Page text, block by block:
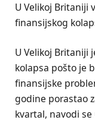
U Velikoj Britaniji
finansijskog
U Velikoj Britaniji
kolapsa pošto je
finansijske
godine porastao
kvartal, navodi